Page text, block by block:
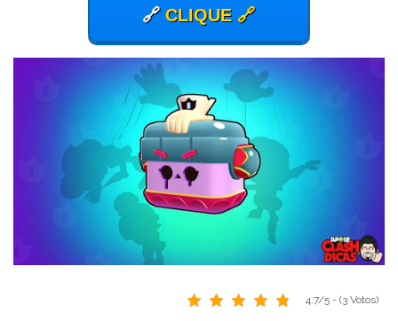
🔗CLIQUE 🔗
4.7/5 - (3 Votos)